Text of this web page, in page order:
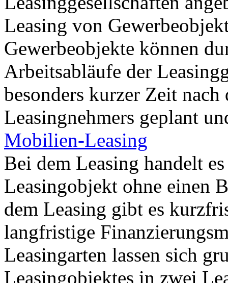
Leasing von
Gewerbeobjekte können
Arbeitsabläufe der
besonders kurzer Zeit nach
Leasingnehmers geplant
Mobilien-Leasing
Bei dem Leasing handelt
Leasingobjekt ohne einen
dem Leasing gibt es
langfristige
Leasingarten lassen sich
Leasingobjektes in zwei